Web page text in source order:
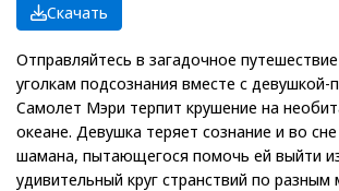
Скачать
Отправляйтесь в загадочное
уголкам подсознания вместе с
Самолет Мэри терпит крушение на
океане. Девушка теряет сознание и во
шамана, пытающегося помочь ей выйти
удивительный круг странствий по